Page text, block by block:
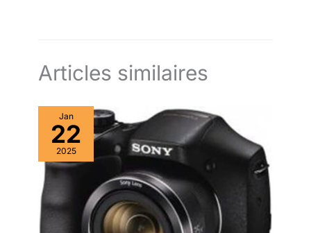
Articles similaires
Jan
22
2025